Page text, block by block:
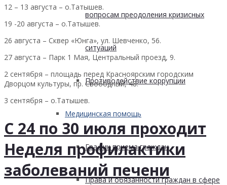
вопросам преодоления кризисных
ситуаций
Противодействие коррупции
Медицинская помощь
График приема граждан
Права и обязанности граждан в сфере
12 – 13 августа – о.Татышев.
19 -20 августа – о.Татышев.
26 августа – Сквер «Юнга», ул. Шевченко, 56.
27 августа – Парк 1 Мая, Центральный проезд, 9.
2 сентября – площадь перед Красноярским городским
Дворцом культуры, пр. Свободный, 48.
3 сентября – о.Татышев.
С 24 по 30 июля проходит
Неделя профилактики
заболеваний печени